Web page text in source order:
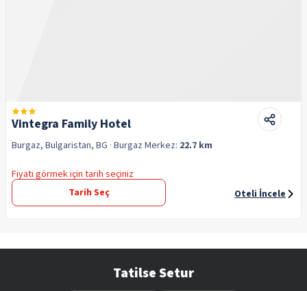
Vintegra Family Hotel
Burgaz, Bulgaristan, BG · Burgaz Merkez: 22.7 km
Fiyatı görmek için tarih seçiniz
Tarih Seç
Oteli İncele
Tatilse Setur